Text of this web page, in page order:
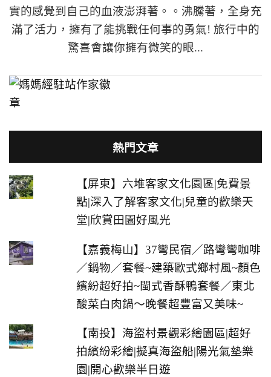
實的感覺到自己的血液澎湃著。。沸騰著，全身充
滿了活力，擁有了能挑戰任何事的勇氣! 旅行中的
驚喜會讓你擁有微笑的眼...
熱門文章
【屏東】六堆客家文化園區|免費景
點|深入了解客家文化|兒童的歡樂天
堂|欣賞田園好風光
【嘉義梅山】37彎民宿／路彎彎咖啡
／鍋物／套餐~建築歐式鄉村風~顏色
繽紛超好拍~閩式香酥鴨套餐／東北
酸菜白肉鍋～晚餐超豐富又美味~
【南投】海盜村景觀彩繪園區|超好
拍繽紛彩繪|擬真海盜船|陽光氣墊樂
園|開心歡樂半日遊